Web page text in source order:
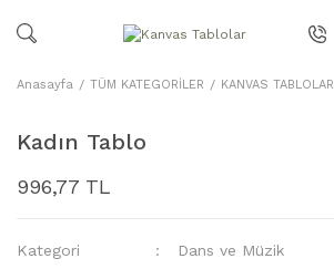
Anasayfa TÜM KATEGORİLER KANVAS TABLOLAR
Kadın Tablo
996,77 TL
Kategori
Dans ve Müzik